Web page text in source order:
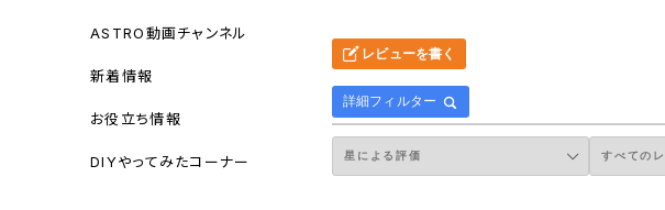
ASTRO動画チャンネル
新着情報
お役立ち情報
DIYやってみたコーナー
レビューを書く
詳細フィルター